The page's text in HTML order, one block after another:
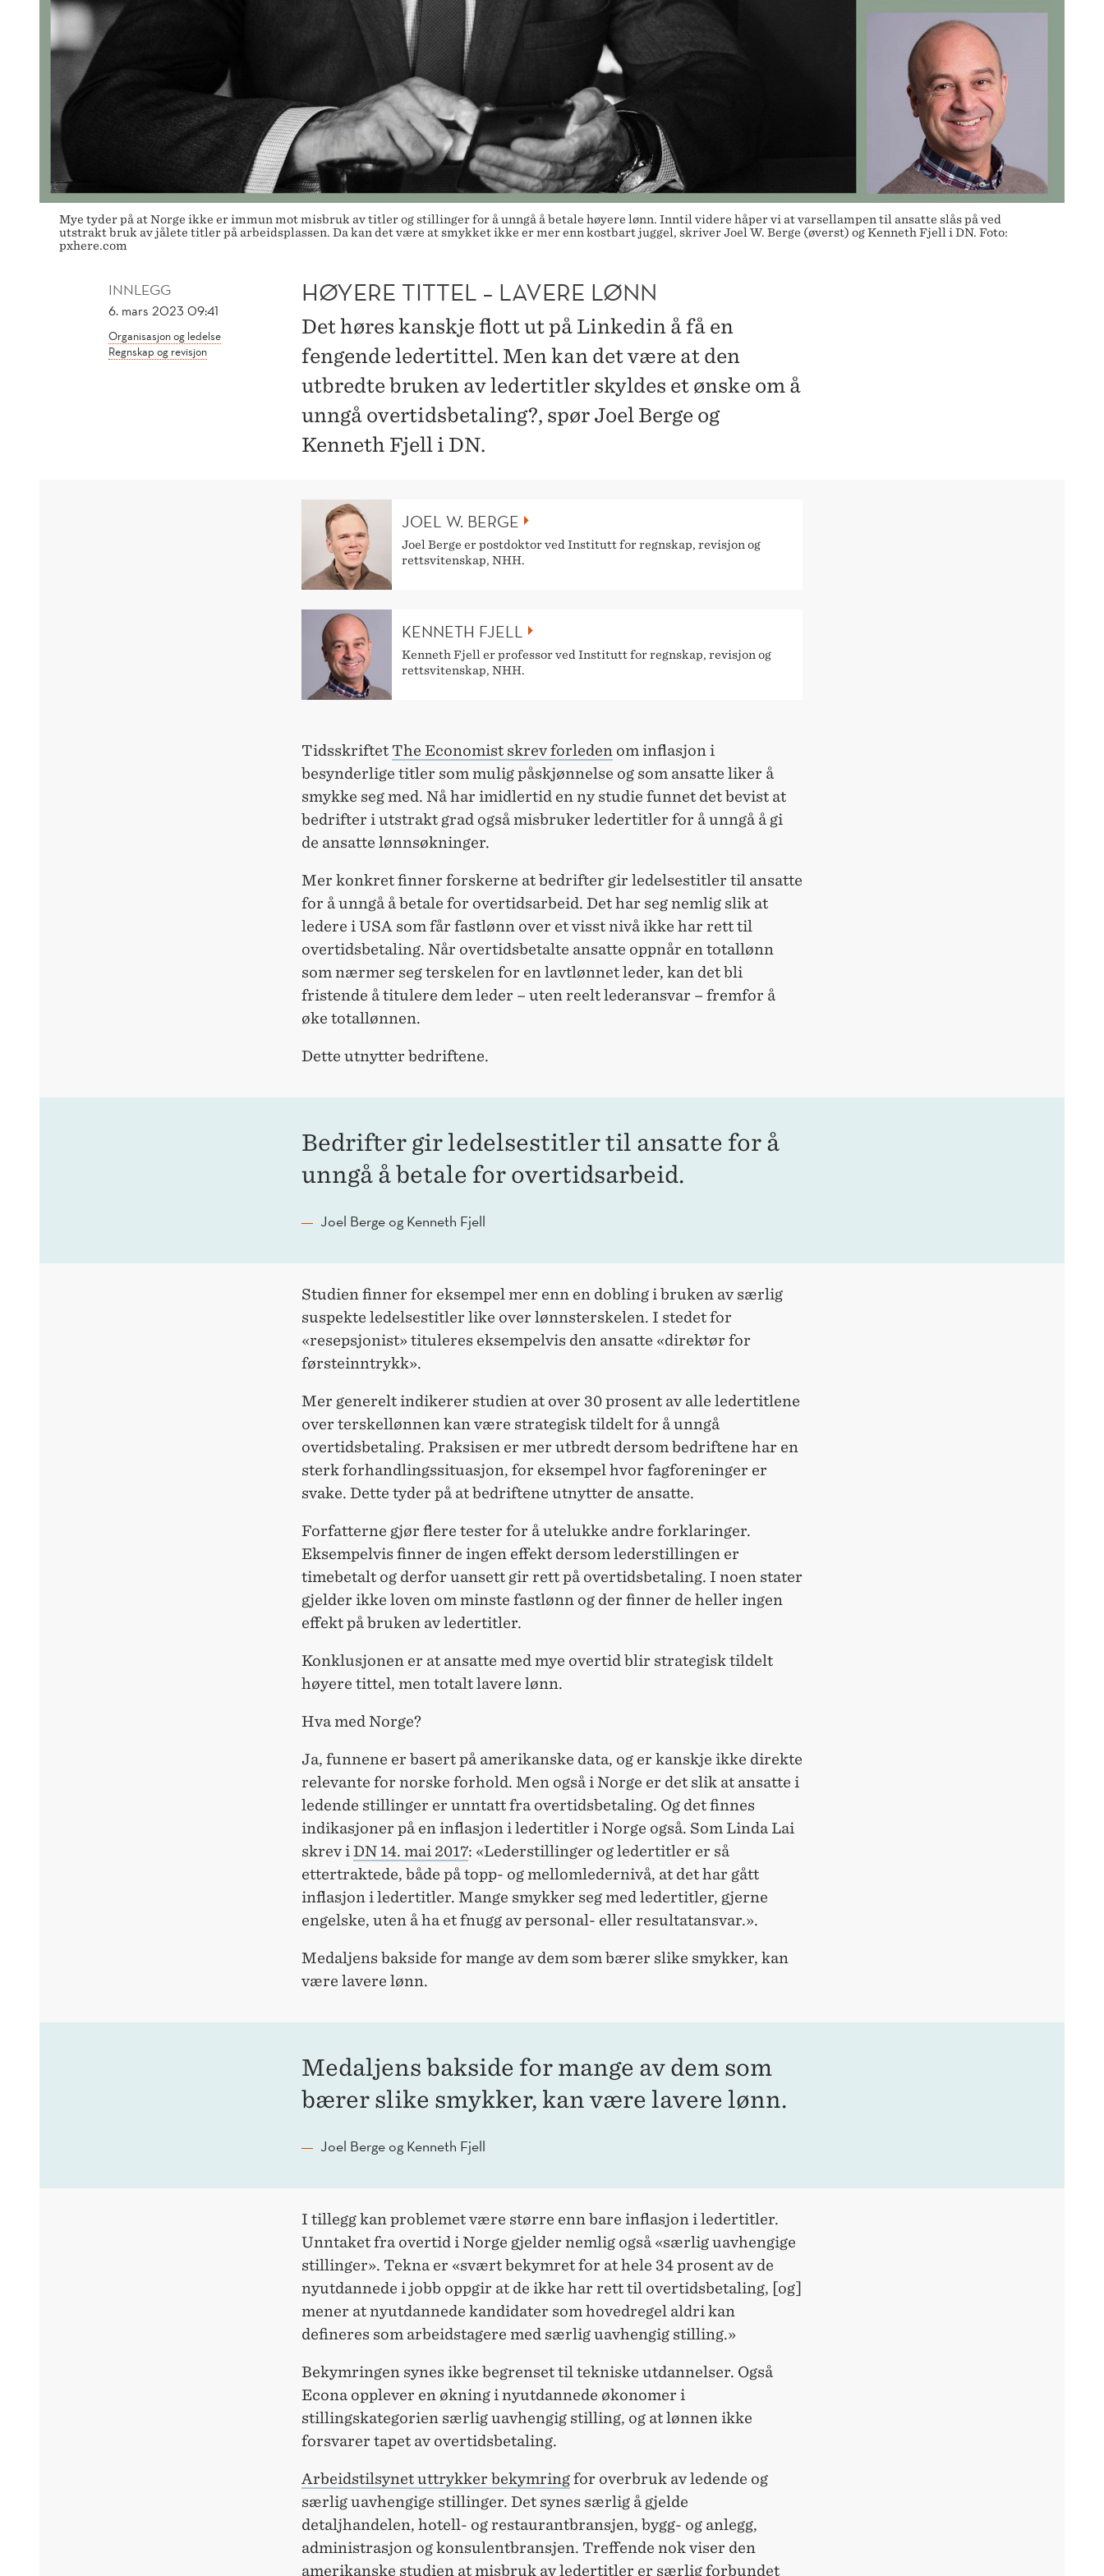
Mye tyder på at Norge ikke er immun mot misbruk av titler og stillinger for å unngå å betale høyere lønn. Inntil videre håper vi at varsellampen til ansatte slås på ved
utstrakt bruk av jålete titler på arbeidsplassen. Da kan det være at smykket ikke er mer enn kostbart juggel, skriver Joel W. Berge (øverst) og Kenneth Fjell i DN. Foto:
pxhere.com
INNLEGG
6. mars 2023 09:41
Organisasjon og ledelse
Regnskap og revisjon
HØYERE TITTEL – LAVERE LØNN
Det høres kanskje flott ut på Linkedin å få en
fengende ledertittel. Men kan det være at den
utbredte bruken av ledertitler skyldes et ønske om å
unngå overtidsbetaling?, spør Joel Berge og
Kenneth Fjell i DN.
JOEL W. BERGE
Joel Berge er postdoktor ved Institutt for regnskap, revisjon og
rettsvitenskap, NHH.
KENNETH FJELL
Kenneth Fjell er professor ved Institutt for regnskap, revisjon og
rettsvitenskap, NHH.
Tidsskriftet The Economist skrev forleden om inflasjon i
besynderlige titler som mulig påskjønnelse og som ansatte liker å
smykke seg med. Nå har imidlertid en ny studie funnet det bevist at
bedrifter i utstrakt grad også misbruker ledertitler for å unngå å gi
de ansatte lønnsøkninger.
Mer konkret finner forskerne at bedrifter gir ledelsestitler til ansatte
for å unngå å betale for overtidsarbeid. Det har seg nemlig slik at
ledere i USA som får fastlønn over et visst nivå ikke har rett til
overtidsbetaling. Når overtidsbetalte ansatte oppnår en totallønn
som nærmer seg terskelen for en lavtlønnet leder, kan det bli
fristende å titulere dem leder – uten reelt lederansvar – fremfor å
øke totallønnen.
Dette utnytter bedriftene.
Bedrifter gir ledelsestitler til ansatte for å
unngå å betale for overtidsarbeid.
Joel Berge og Kenneth Fjell
Studien finner for eksempel mer enn en dobling i bruken av særlig
suspekte ledelsestitler like over lønnsterskelen. I stedet for
«resepsjonist» tituleres eksempelvis den ansatte «direktør for
førsteinntrykk».
Mer generelt indikerer studien at over 30 prosent av alle ledertitlene
over terskellønnen kan være strategisk tildelt for å unngå
overtidsbetaling. Praksisen er mer utbredt dersom bedriftene har en
sterk forhandlingssituasjon, for eksempel hvor fagforeninger er
svake. Dette tyder på at bedriftene utnytter de ansatte.
Forfatterne gjør flere tester for å utelukke andre forklaringer.
Eksempelvis finner de ingen effekt dersom lederstillingen er
timebetalt og derfor uansett gir rett på overtidsbetaling. I noen stater
gjelder ikke loven om minste fastlønn og der finner de heller ingen
effekt på bruken av ledertitler.
Konklusjonen er at ansatte med mye overtid blir strategisk tildelt
høyere tittel, men totalt lavere lønn.
Hva med Norge?
Ja, funnene er basert på amerikanske data, og er kanskje ikke direkte
relevante for norske forhold. Men også i Norge er det slik at ansatte i
ledende stillinger er unntatt fra overtidsbetaling. Og det finnes
indikasjoner på en inflasjon i ledertitler i Norge også. Som Linda Lai
skrev i DN 14. mai 2017: «Lederstillinger og ledertitler er så
ettertraktede, både på topp- og mellomledernivå, at det har gått
inflasjon i ledertitler. Mange smykker seg med ledertitler, gjerne
engelske, uten å ha et fnugg av personal- eller resultatansvar.».
Medaljens bakside for mange av dem som bærer slike smykker, kan
være lavere lønn.
Medaljens bakside for mange av dem som
bærer slike smykker, kan være lavere lønn.
Joel Berge og Kenneth Fjell
I tillegg kan problemet være større enn bare inflasjon i ledertitler.
Unntaket fra overtid i Norge gjelder nemlig også «særlig uavhengige
stillinger». Tekna er «svært bekymret for at hele 34 prosent av de
nyutdannede i jobb oppgir at de ikke har rett til overtidsbetaling, [og]
mener at nyutdannede kandidater som hovedregel aldri kan
defineres som arbeidstagere med særlig uavhengig stilling.»
Bekymringen synes ikke begrenset til tekniske utdannelser. Også
Econa opplever en økning i nyutdannede økonomer i
stillingskategorien særlig uavhengig stilling, og at lønnen ikke
forsvarer tapet av overtidsbetaling.
Arbeidstilsynet uttrykker bekymringfor overbruk av ledende og
særlig uavhengige stillinger. Det synes særlig å gjelde
detaljhandelen, hotell- og restaurantbransjen, bygg- og anlegg,
administrasjon og konsulentbransjen. Treffende nok viser den
amerikanske studien at misbruk av ledertitler er særlig forbundet